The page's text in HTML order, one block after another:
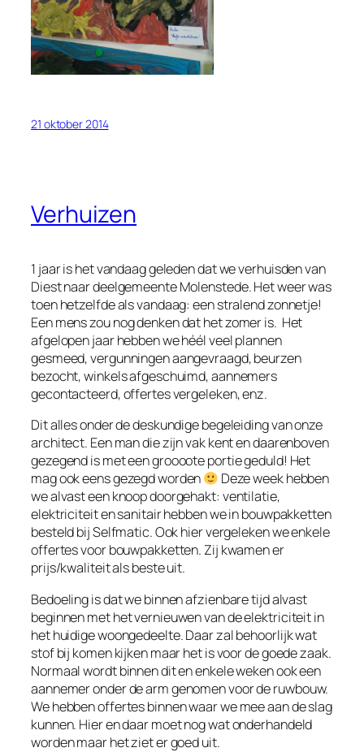
21 oktober 2014
Verhuizen
1 jaar is het vandaag geleden dat we verhuisden van
Diest naar deelgemeente Molenstede. Het weer was
toen hetzelfde als vandaag: een stralend zonnetje!
Een mens zou nog denken dat het zomer is. Het
afgelopen jaar hebben we héél veel plannen
gesmeed, vergunningen aangevraagd, beurzen
bezocht, winkels afgeschuimd, aannemers
gecontacteerd, offertes vergeleken, enz.
Dit alles onder de deskundige begeleiding van onze
architect. Een man die zijn vak kent en daarenboven
gezegend is met een groooote portie geduld! Het
mag ook eens gezegd worden
Deze week hebben
we alvast een knoop doorgehakt: ventilatie,
elektriciteit en sanitair hebben we in bouwpakketten
besteld bij Selfmatic. Ook hier vergeleken we enkele
offertes voor bouwpakketten. Zij kwamen er
prijs/kwaliteit als beste uit.
Bedoeling is dat we binnen afzienbare tijd alvast
beginnen met het vernieuwen van de elektriciteit in
het huidige woongedeelte. Daar zal behoorlijk wat
stof bij komen kijken maar het is voor de goede zaak.
Normaal wordt binnen dit en enkele weken ook een
aannemer onder de arm genomen voor de ruwbouw.
We hebben offertes binnen waar we mee aan de slag
kunnen. Hier en daar moet nog wat onderhandeld
worden maar het ziet er goed uit.